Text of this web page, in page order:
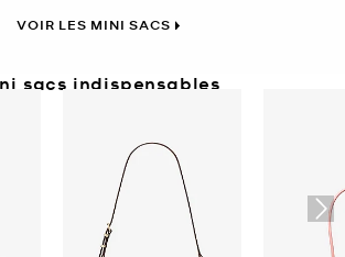
VOIR LES MINI SACS
sacs indispensables